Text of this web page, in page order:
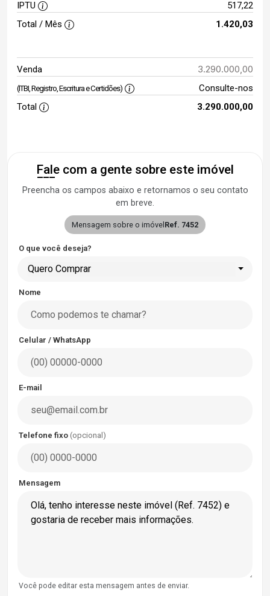
IPTU
517,22
Total / Mês
1.420,03
Venda 3.290.000,00
(ITBI, Registro, Escritura e Certidões)
Consulte-nos
Total
3.290.000,00
Fale com a gente sobre este imóvel
Preencha os campos abaixo e retornamos o seu contato
em breve.
Mensagem sobre o imóvel Ref. 7452
O que você deseja?
Quero Comprar
Nome
Celular / WhatsApp
E-mail
Telefone fixo (opcional)
Mensagem
Você pode editar esta mensagem antes de enviar.